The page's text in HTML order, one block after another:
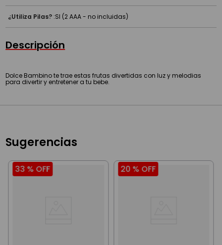
¿Utiliza Pilas? :SI (2 AAA - no incluidas)
Descripción
Dolce Bambino te trae estas frutas divertidas con luz y melodias
para divertir y entretener a tu bebe.
Sugerencias
33 % OFF 20 % OFF